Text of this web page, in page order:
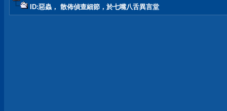
ID:惡蟲， 散佈偵查細節，於七嘴八舌異言堂